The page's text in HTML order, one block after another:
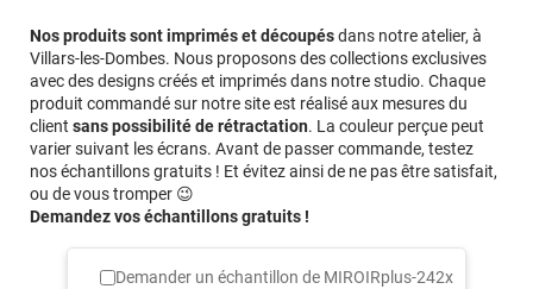
Nos produits sont imprimés et découpésdans notre atelier, à
Villars-les-Dombes. Nous proposons des collections exclusives
avec des designs créés et imprimés dans notre studio. Chaque
produit commandé sur notre site est réalisé aux mesures du
client sans possibilité de rétractation. La couleur perçue peut
varier suivant les écrans. Avant de passer commande, testez
nos échantillons gratuits ! Et évitez ainsi de ne pas être satisfait,
ou de vous tromper 😉
Demandez vos échantillons gratuits !
Demander un échantillon de MIROIRplus-242x